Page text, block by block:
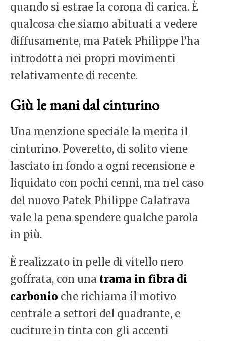
quando si estrae la corona di carica. È
qualcosa che siamo abituati a vedere
diffusamente, ma Patek Philippe l’ha
introdotta nei propri movimenti
relativamente di recente.
Giù le mani dal cinturino
Una menzione speciale la merita il
cinturino. Poveretto, di solito viene
lasciato in fondo a ogni recensione e
liquidato con pochi cenni, ma nel caso
del nuovo Patek Philippe Calatrava
vale la pena spendere qualche parola
in più.
È realizzato in pelle di vitello nero
goffrata, con una trama in fibra di
carbonio che richiama il motivo
centrale a settori del quadrante, e
cuciture in tinta con gli accenti